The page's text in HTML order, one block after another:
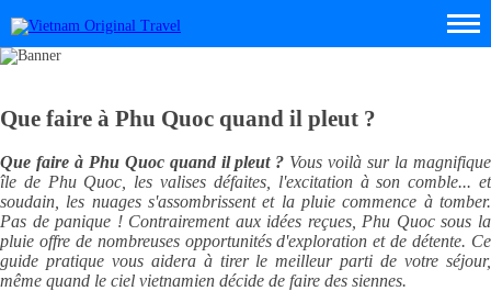
Que faire à Phu Quoc quand il pleut ?
Que faire à Phu Quoc quand il pleut ? Vous voilà sur la magnifique
île de Phu Quoc, les valises défaites, l'excitation à son comble... et
soudain, les nuages s'assombrissent et la pluie commence à tomber.
Pas de panique ! Contrairement aux idées reçues, Phu Quoc sous la
pluie offre de nombreuses opportunités d'exploration et de détente. Ce
guide pratique vous aidera à tirer le meilleur parti de votre séjour,
même quand le ciel vietnamien décide de faire des siennes.